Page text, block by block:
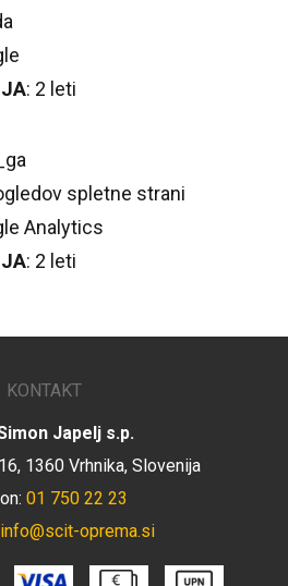
: 2 leti
spletne strani
Analytics
: 2 leti
KONTAKT
Japelj s.p.
1360 Vrhnika, Slovenija
01 750 22 23
info@scit-oprema.si